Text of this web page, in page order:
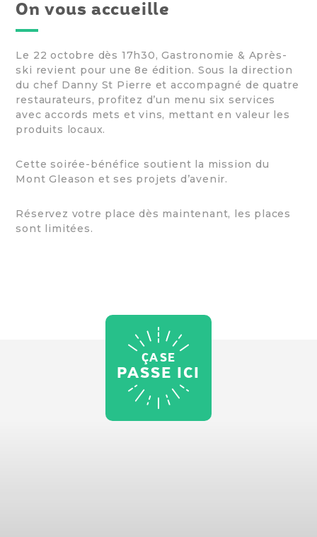
On vous accueille
Le 22 octobre dès 17h30, Gastronomie & Après-
ski revient pour une 8e édition. Sous la direction
du chef Danny St Pierre et accompagné de quatre
restaurateurs, profitez d’un menu six services
avec accords mets et vins, mettant en valeur les
produits locaux.
Cette soirée-bénéfice soutient la mission du
Mont Gleason et ses projets d’avenir.
Réservez votre place dès maintenant, les places
sont limitées.
ÇA SE
PASSE ICI